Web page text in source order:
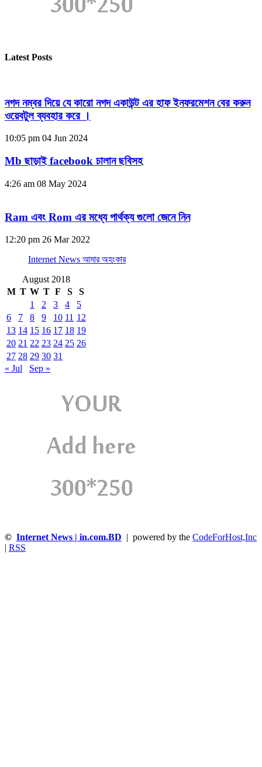
Latest Posts
নগদ নম্বর দিয়ে যে কারো নগদ একাউন্ট এর হাফ ইনফরমেশন বের করুন
ওয়েবটুল ব্যবহার করে ।
10:05 pm 04 Jun 2024
Mb ছাড়াই facebook চালান ছবিসহ
4:26 am 08 May 2024
Ram এবং Rom এর মধ্যে পার্থক্য গুলো জেনে নিন
12:20 pm 26 Mar 2022
Internet News আমার অহংকার
August 2018
M T W T F S
S
1
2 3 4
5
6
7 8 9 10 11 12
13 14 15 16 17 18 19
20 21 22 23 24 25 26
27 28 29 30 31
« Jul
Sep »
© Internet News | in.com.BD | powered by the CodeForHost,Inc
| RSS